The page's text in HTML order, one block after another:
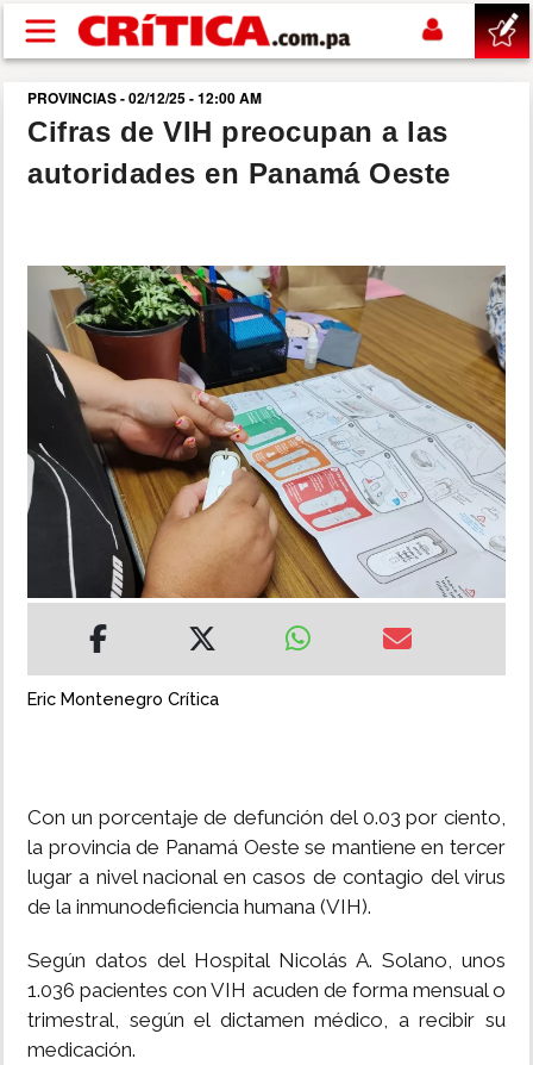
Pasar al contenido principal
buscar
SUCESOS
POLÍTICA
SHOW
DEPORTES
MUNDO
INSÓLITAS
MULTIMEDIA
PROVINCIAS - 02/12/25 - 12:00 AM
Cifras de VIH preocupan a las
autoridades en Panamá Oeste
Eric Montenegro Crítica
Con un porcentaje de defunción del 0.03 por ciento,
la provincia de Panamá Oeste se mantiene en tercer
lugar a nivel nacional en casos de contagio del virus
de la inmunodeficiencia humana (VIH).
Según datos del Hospital Nicolás A. Solano, unos
1.036 pacientes con VIH acuden de forma mensual o
trimestral, según el dictamen médico, a recibir su
medicación.